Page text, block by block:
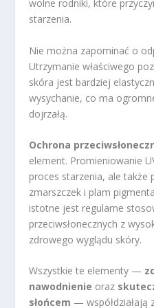
wolne rodniki, które
starzenia.
Nie można zapominać o
Utrzymanie właściwego
skóra jest bardziej
wysychanie, co ma
dojrzałą.
Ochrona
element. Promieniowanie
proces starzenia, ale także
zmarszczek i plam
istotne jest regularne
przeciwsłonecznych z
zdrowego wyglądu skóry.
Wszystkie te elementy —
nawodnienie oraz
słońcem — współdziałają